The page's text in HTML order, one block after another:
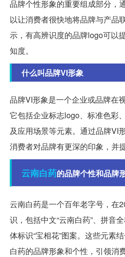
品牌个性形象的重要组成部分，
以让消费者很快地将品牌与产品
示，有高辨识度的品牌logo可以
知度。
什么叫品牌VI形象
品牌VI形象是一个企业或品牌在
它包括企业标志logo、标准色彩
及应用场景等元素。通过品牌VI
消费者对品牌有更深的印象，并
云南白药的品牌个性和品牌
云南白药是一个百年老字号，在
识，包括中文“云南白药”、拼音
体标识“宝相花”图案。这些元素
白药的品牌形象和个性，引领消